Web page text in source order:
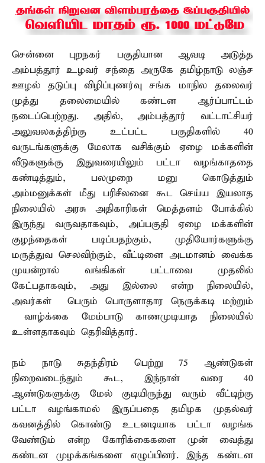
சென்னை புறநகர் பகுதியான ஆவடி அடுத்த
அம்பத்தூர் உழவர் சந்தை அருகே தமிழ்நாடு லஞ்ச
ஊழல் தடுப்பு விழிப்புணர்வு சங்க மாநில தலைவர்
முத்து தலைமையில் கண்டன ஆர்ப்பாட்டம்
நடைப்பெற்றது. அதில், அம்பத்தூர் வட்டாட்சியர்
அலுவலகத்திற்கு உட்பட்ட பகுதிகளில் 40
வருடங்களுக்கு மேலாக வசிக்கும் ஏழை மக்களின்
வீடுகளுக்கு இதுவரையிலும் பட்டா வழங்காததை
கண்டித்தும், பலமுறை மனு கொடுத்தும்
அம்மனுக்கள் மீது பரிசீலனை கூட செய்ய இயலாத
நிலையில் அரசு அதிகாரிகள் மெத்தனம் போக்கில்
இருந்து வருவதாகவும், அப்பகுதி ஏழை மக்களின்
குழந்தைகள் படிப்பதற்கும், முதியோர்களுக்கு
மருத்துவ செலவிற்கும், வீட்டினை அடமானம் வைக்க
முயன்றால் வங்கிகள் பட்டாவை முதலில்
கேட்பதாகவும், அது இல்லை என்ற நிலையில்,
அவர்கள் பெரும் பொருளாதார நெருக்கடி மற்றும்
வாழ்க்கை மேம்பாடு காணமுடியாத நிலையில்
உள்ளதாகவும் தெரிவித்தார்.
நம் நாடு சுதந்திரம் பெற்று 75 ஆண்டுகள்
நிறைவடைந்தும் கூட, இந்நாள் வரை 40
ஆண்டுகளுக்கு மேல் குடியிருந்து வரும் வீட்டிற்கு
பட்டா வழங்காமல் இருப்பதை தமிழக முதல்வர்
கவனத்தில் கொண்டு உடனடியாக பட்டா வழங்க
வேண்டும் என்ற கோரிக்கைகளை முன் வைத்து
கண்டன முழக்கங்களை எழுப்பினர். இந்த கண்டன